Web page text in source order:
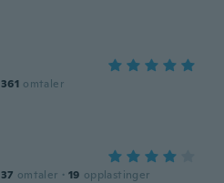
361 omtaler
37 omtaler · 19 opplastinger